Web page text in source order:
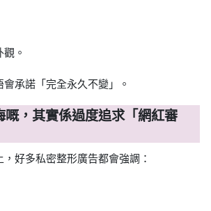
。
承諾「完全永久不變」。
嘅，其實係過度追求「網紅審
好多私密整形廣告都會強調：